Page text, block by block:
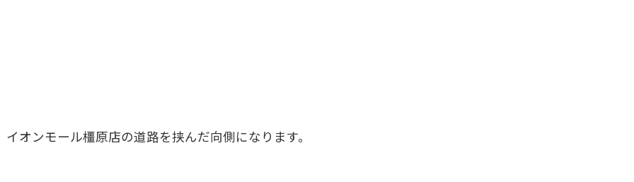
イオンモール橿原店の道路を挟んだ向側になります。